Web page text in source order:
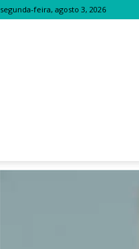
segunda-feira, agosto 3, 2026